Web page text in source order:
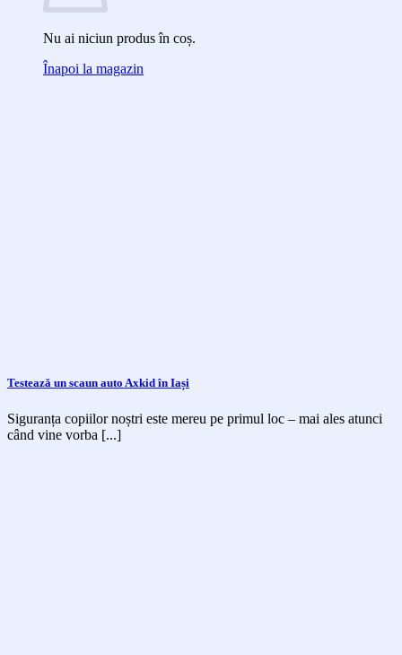
Nu ai niciun produs în coș.
Înapoi la magazin
Testează un scaun auto Axkid în Iași
Siguranța copiilor noștri este mereu pe primul loc – mai ales atunci
când vine vorba [...]